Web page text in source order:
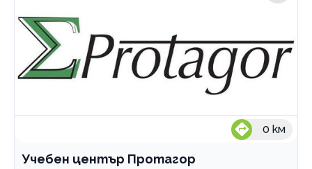
0 км
Учебен център Протагор